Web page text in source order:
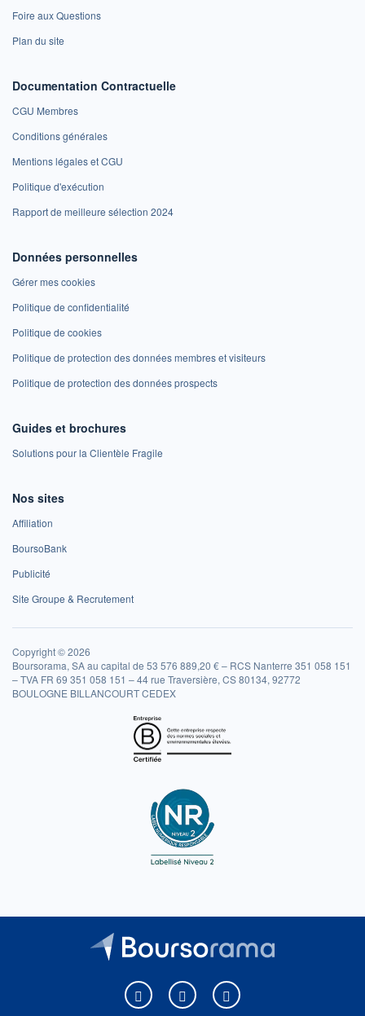
Foire aux Questions
Plan du site
Documentation Contractuelle
CGU Membres
Conditions générales
Mentions légales et CGU
Politique d'exécution
Rapport de meilleure sélection 2024
Données personnelles
Gérer mes cookies
Politique de confidentialité
Politique de cookies
Politique de protection des données membres et visiteurs
Politique de protection des données prospects
Guides et brochures
Solutions pour la Clientèle Fragile
Nos sites
Affiliation
BoursoBank
Publicité
Site Groupe & Recrutement
Copyright © 2026
Boursorama, SA au capital de 53 576 889,20 € – RCS Nanterre 351 058 151
– TVA FR 69 351 058 151 – 44 rue Traversière, CS 80134, 92772
BOULOGNE BILLANCOURT CEDEX
Boursorama sur Facebook
Boursorama sur XBoursorama sur